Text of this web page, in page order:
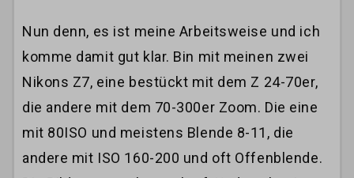
Nun denn, es ist meine Arbeitsweise und ich
komme damit gut klar. Bin mit meinen zwei
Nikons Z7, eine bestückt mit dem Z 24-70er,
die andere mit dem 70-300er Zoom. Die eine
mit 80ISO und meistens Blende 8-11, die
andere mit ISO 160-200 und oft Offenblende.